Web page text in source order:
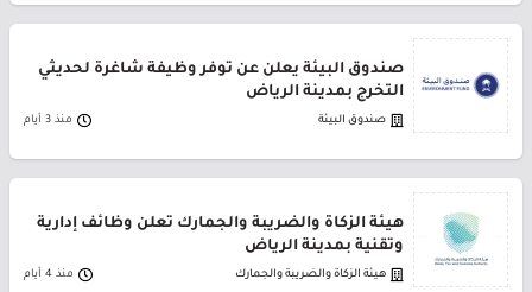
صندوق البيئة يعلن عن توفر وظيفة شاغرة لحديثي
التخرج بمدينة الرياض
صندوق البيئة منذ 3 أيام
هيئة الزكاة والضريبة والجمارك تعلن وظائف إدارية
وتقنية بمدينة الرياض
هيئة الزكاة والضريبة والجمارك منذ 4 أيام